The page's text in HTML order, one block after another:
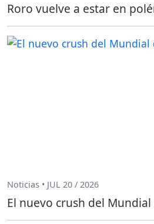
Roro vuelve a estar en
Noticias • JUL 20 / 2026
El nuevo crush del